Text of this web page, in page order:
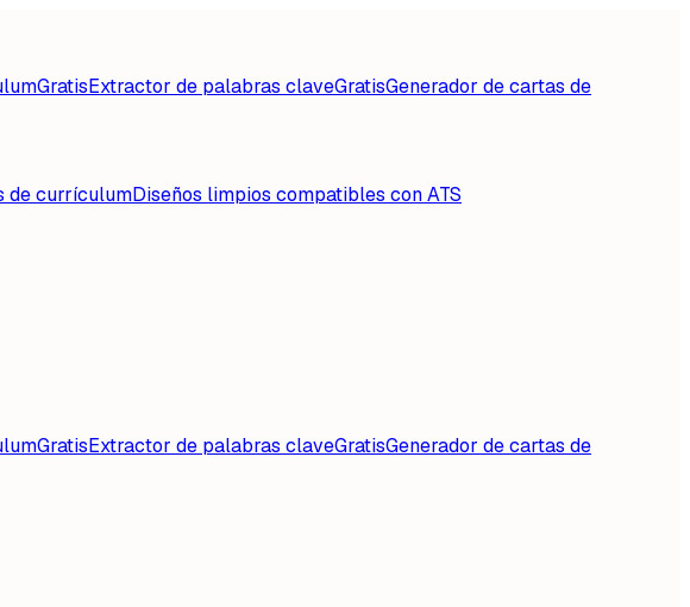
GratisExtractor de palabras claveGratisGenerador de cartas de
de currículumDiseños limpios compatibles con ATS
GratisExtractor de palabras claveGratisGenerador de cartas de